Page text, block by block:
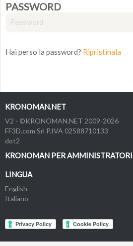
PASSWORD
Hai perso la password? Ripristinala
KRONOMAN.NET
V2 - ©KRONOMAN.NET 2009-2026
FF3D.com Srl P.IVA 02588710133
dot2
KRONOMAN PER AMMINISTRATORI
LINGUA
English
Italiano